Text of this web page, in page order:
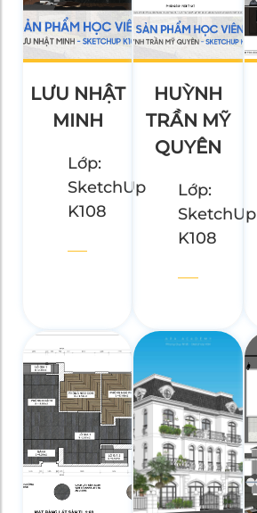
LƯU NHẬT
MINH
Lớp:
SketchUp
K108
HUỲNH
TRẦN MỸ
QUYÊN
Lớp:
SketchUp
K108